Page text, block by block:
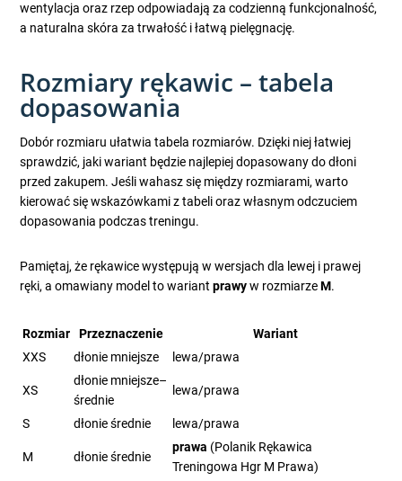
wentylacja oraz rzep odpowiadają za codzienną funkcjonalność,
a naturalna skóra za trwałość i łatwą pielęgnację.
Rozmiary rękawic – tabela
dopasowania
Dobór rozmiaru ułatwia tabela rozmiarów. Dzięki niej łatwiej
sprawdzić, jaki wariant będzie najlepiej dopasowany do dłoni
przed zakupem. Jeśli wahasz się między rozmiarami, warto
kierować się wskazówkami z tabeli oraz własnym odczuciem
dopasowania podczas treningu.
Pamiętaj, że rękawice występują w wersjach dla lewej i prawej
ręki, a omawiany model to wariantprawyw rozmiarzeM.
Rozmiar Przeznaczenie
Wariant
XXS
dłonie mniejsze lewa/prawa
XS
dłonie mniejsze–
średnie
lewa/prawa
S dłonie średnie lewa/prawa
M dłonie średnie
prawa (Polanik Rękawica
Treningowa Hgr M Prawa)